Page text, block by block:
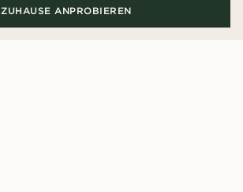
ZUHAUSE ANPROBIEREN